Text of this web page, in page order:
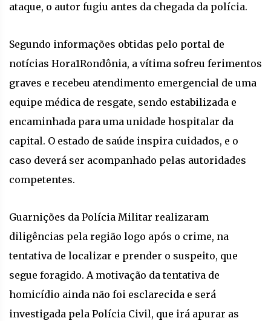
ataque, o autor fugiu antes da chegada da polícia.
Segundo informações obtidas pelo portal de
notícias Hora1Rondônia, a vítima sofreu ferimentos
graves e recebeu atendimento emergencial de uma
equipe médica de resgate, sendo estabilizada e
encaminhada para uma unidade hospitalar da
capital. O estado de saúde inspira cuidados, e o
caso deverá ser acompanhado pelas autoridades
competentes.
Guarnições da Polícia Militar realizaram
diligências pela região logo após o crime, na
tentativa de localizar e prender o suspeito, que
segue foragido. A motivação da tentativa de
homicídio ainda não foi esclarecida e será
investigada pela Polícia Civil, que irá apurar as